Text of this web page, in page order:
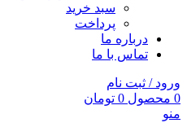
سبد خرید
پرداخت
درباره ما
تماس با ما
ورود / ثبت نام
0 محصول 0 تومان
منو